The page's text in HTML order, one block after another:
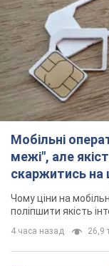
Мобільні
межі", але
скаржитись на
Чому ціни на
поліпшити якість
4 часа назад 26,9